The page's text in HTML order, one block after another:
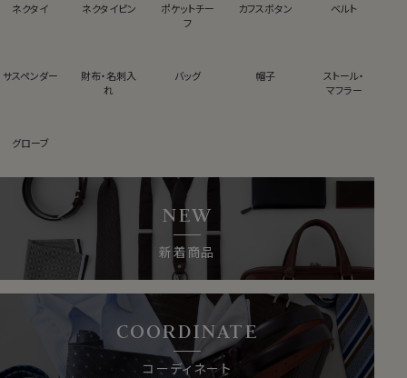
ネクタイ ネクタイピン
ポケットチー
フ
カフスボタン ベルト
サスペンダー
財布・名刺入
れ
バッグ 帽子
ストール・
マフラー
グローブ
NEW
新着商品
COORDINATE
コーディネート